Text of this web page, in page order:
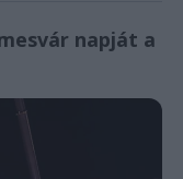
napját a